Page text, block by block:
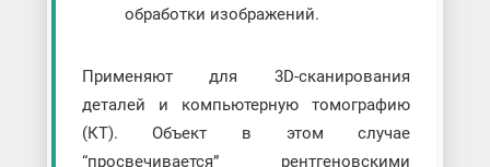
обработки изображений.
Применяют для 3D-сканирования
деталей и компьютерную томографию
(КТ). Объект в этом случае
“просвечивается” рентгеновскими